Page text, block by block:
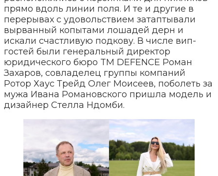
прямо вдоль линии поля. И те и другие в
перерывах с удовольствием затаптывали
вырванный копытами лошадей дерн и
искали счастливую подкову. В числе вип-
гостей были генеральный директор
юридического бюро TM DEFENCE Роман
Захаров, совладелец группы компаний
Ротор Хаус Трейд Олег Моисеев, поболеть за
мужа Ивана Романовского пришла модель и
дизайнер Стелла Ндомби.